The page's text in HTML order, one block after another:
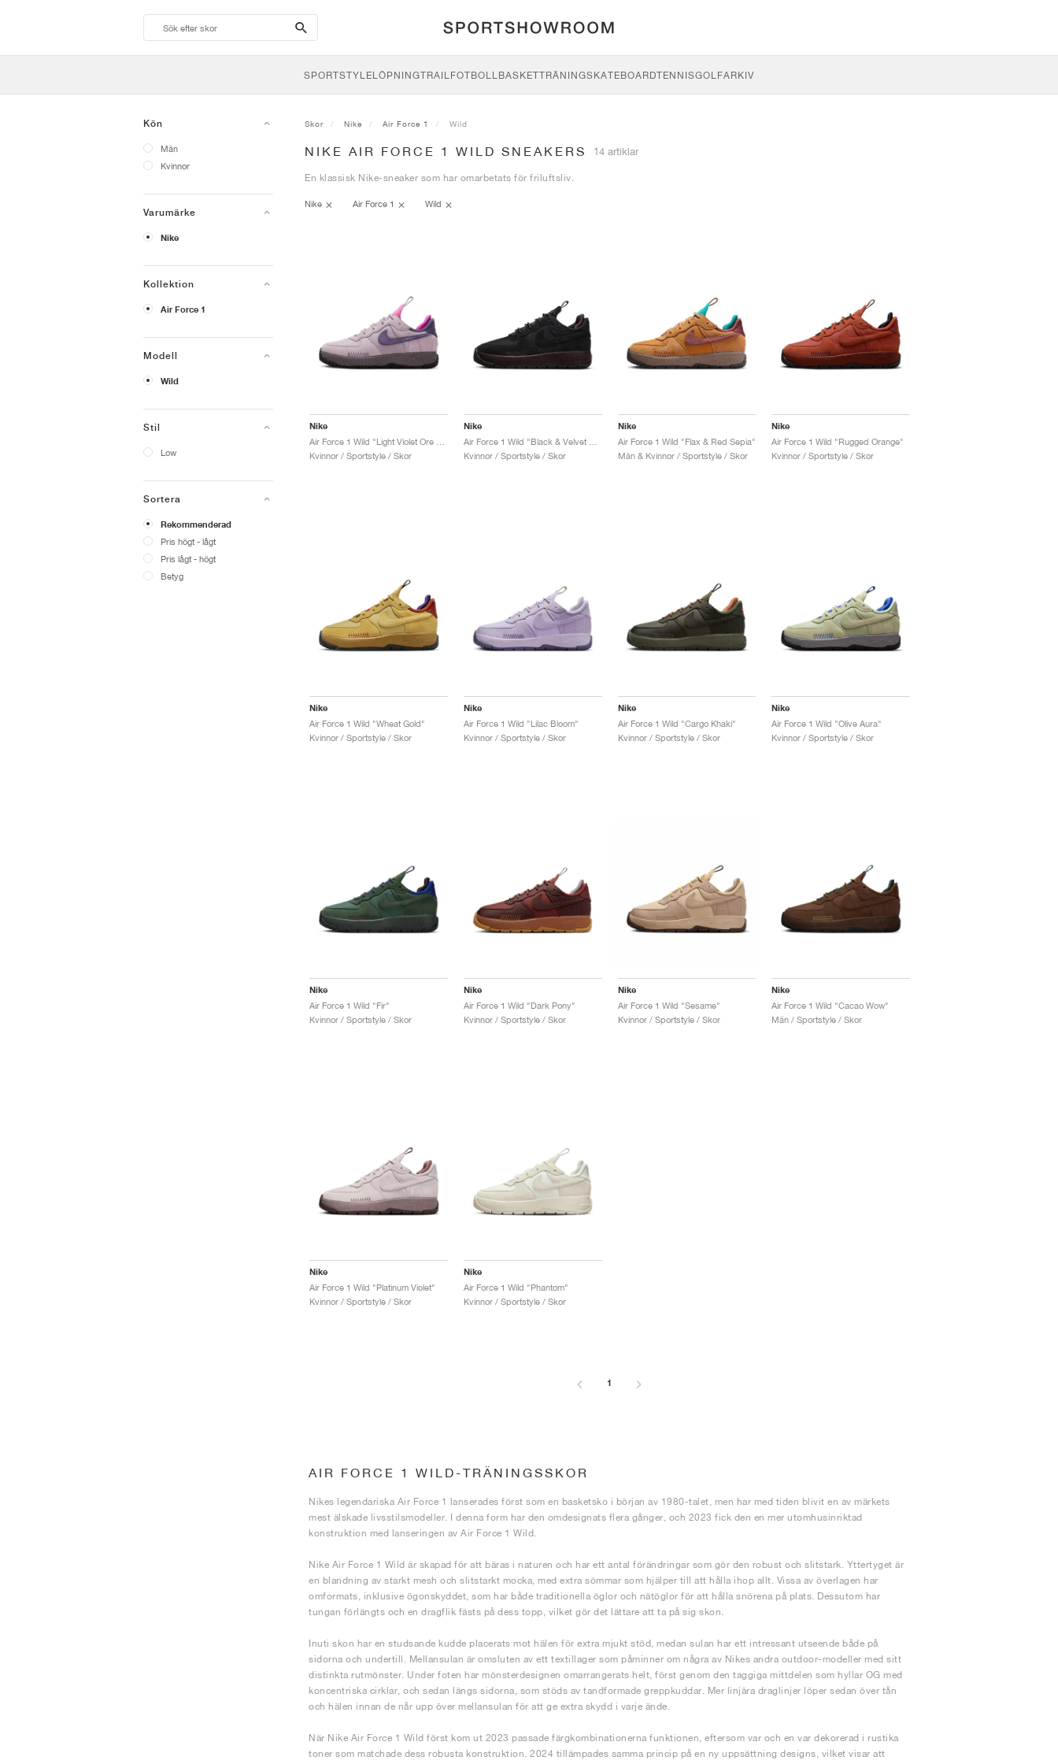
search-
btn
SPORTSTYLELÖPNINGTRAILFOTBOLLBASKETTRÄNINGSKATEBOARDTENNISGOLFARKIV
Kön
Män
Kvinnor
Varumärke
Nike
Kollektion
Air Force 1
Modell
Wild
Stil
Low
Sortera
Rekommenderad
Pris högt - lågt
Pris lågt - högt
Betyg
Skor Nike Air Force 1 Wild
NIKE AIR FORCE 1 WILD SNEAKERS 14 artiklar
En klassisk Nike-sneaker som har omarbetats för friluftsliv.
Nike Air Force 1 Wild
Nike
Kvinnor / Sportstyle / Skor
Nike
Kvinnor / Sportstyle / Skor
Nike
Air Force 1 Wild "Flax & Red Sepia"
Män & Kvinnor / Sportstyle / Skor
Nike
Air Force 1 Wild "Rugged Orange"
Kvinnor / Sportstyle / Skor
Nike
Air Force 1 Wild "Wheat Gold"
Kvinnor / Sportstyle / Skor
Nike
Air Force 1 Wild "Lilac Bloom"
Kvinnor / Sportstyle / Skor
Nike
Air Force 1 Wild "Cargo Khaki"
Kvinnor / Sportstyle / Skor
Nike
Air Force 1 Wild "Olive Aura"
Kvinnor / Sportstyle / Skor
Nike
Air Force 1 Wild "Fir"
Kvinnor / Sportstyle / Skor
Nike
Air Force 1 Wild "Dark Pony"
Kvinnor / Sportstyle / Skor
Nike
Air Force 1 Wild "Sesame"
Kvinnor / Sportstyle / Skor
Nike
Air Force 1 Wild "Cacao Wow"
Män / Sportstyle / Skor
Nike
Air Force 1 Wild "Platinum Violet"
Kvinnor / Sportstyle / Skor
Nike
Air Force 1 Wild "Phantom"
Kvinnor / Sportstyle / Skor
1
AIR FORCE 1 WILD-TRÄNINGSSKOR
Nikes legendariska Air Force 1 lanserades först som en basketsko i början av 1980-talet, men har med tiden blivit en av märkets
mest älskade livsstilsmodeller. I denna form har den omdesignats flera gånger, och 2023 fick den en mer utomhusinriktad
konstruktion med lanseringen av Air Force 1 Wild.
Nike Air Force 1 Wild är skapad för att bäras i naturen och har ett antal förändringar som gör den robust och slitstark. Yttertyget är
en blandning av starkt mesh och slitstarkt mocka, med extra sömmar som hjälper till att hålla ihop allt. Vissa av överlagen har
omformats, inklusive ögonskyddet, som har både traditionella öglor och nätöglor för att hålla snörena på plats. Dessutom har
tungan förlängts och en dragflik fästs på dess topp, vilket gör det lättare att ta på sig skon.
Inuti skon har en studsande kudde placerats mot hälen för extra mjukt stöd, medan sulan har ett intressant utseende både på
sidorna och undertill. Mellansulan är omsluten av ett textillager som påminner om några av Nikes andra outdoor-modeller med sitt
distinkta rutmönster. Under foten har mönsterdesignen omarrangerats helt, först genom den taggiga mittdelen som hyllar OG med
koncentriska cirklar, och sedan längs sidorna, som stöds av tandformade greppkuddar. Mer linjära draglinjer löper sedan över tån
och hälen innan de når upp över mellansulan för att ge extra skydd i varje ände.
När Nike Air Force 1 Wild först kom ut 2023 passade färgkombinationerna funktionen, eftersom var och en var dekorerad i rustika
toner som matchade dess robusta konstruktion. 2024 tillämpades samma princip på en ny uppsättning designs, vilket visar att